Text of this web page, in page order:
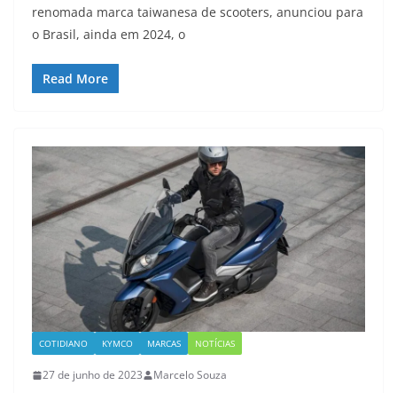
renomada marca taiwanesa de scooters, anunciou para
o Brasil, ainda em 2024, o
Read More
COTIDIANO KYMCO MARCAS NOTÍCIAS
27 de junho de 2023 Marcelo Souza